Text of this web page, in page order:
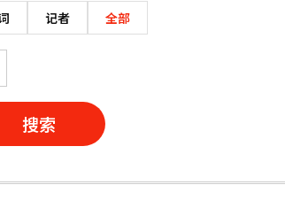
记者 全部
搜索